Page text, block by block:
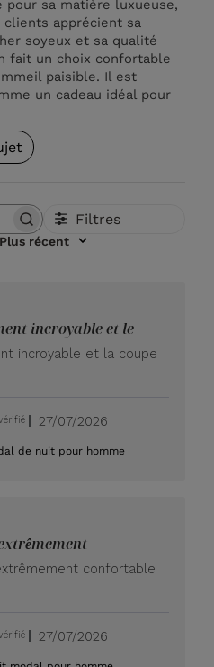
sa matière luxueuse,
apprécient sa
soyeux et sa qualité
fait un choix confortable
paisible. Il est
un cadeau idéal pour
des avis Filtres
Plus récent
incroyable et le
incroyable et la coupe
Date
publication
27/07/2026
de nuit pour homme
confortable
Date
27/07/2026